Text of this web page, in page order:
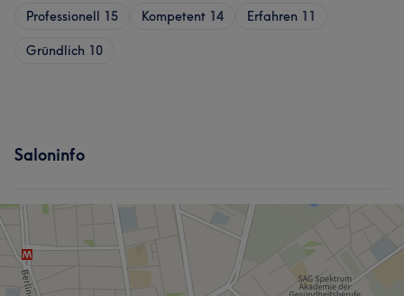
Professionell 15 Kompetent 14 Erfahren 11
Gründlich 10
Saloninfo